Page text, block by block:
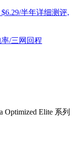
半年详细测评,
/三网回程
Optimized Elite 系列